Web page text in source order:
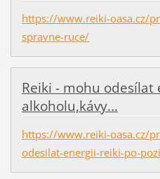
https://www.reiki-oasa.cz/
spravne-ruce/
Reiki - mohu
alkoholu,kávy...
https://www.reiki-oasa.cz/
odesilat-energii-reiki-po-